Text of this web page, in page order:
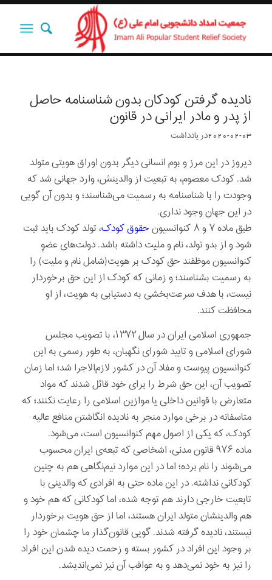
نادیده گرفتن کودکان بدون شناسنامه حاصل
از پدر و مادر ایرانی در قانون
2020-02-03دریادداشت‌‌‌‌‌‌‌
دیروز در این مرز و بوم انسانی دیگر بدون اوراق هویتی متولد
شد. کودک معصوم، به تبعیت از والدینش، وارد جهانی شد که
وجودت را با شناسنامه به رسمیت می‌شناسند؛ و بدون آن گویی
در این جهان وجود نداری.
طبق ماده ۷ و ۸ کنوانسیون
حقوق کودک، تولد کودک باید ثبت
شود و از بدو تولد، نام و ملیت داشته باشد. دولت‌های عضوِ
کنوانسیون موظفند حق کودک بر هویت(شامل نام و ملیت) را
به رسمیت بشناسند؛ و زمانی که کودک از این حق برخوردار
نیست، با هدف سرعت‌بخشی به دستیابی به هویت، از او
محافظت کنند.
جمهوری اسلامی ایران در سال ۱۳۷۲، با تصویب مجلس
شورای اسلامی و تایید شورای نگهبان، به طور رسمی به این
کنوانسیون پیوست و مفاد آن در کشور لازم‌الاجرا شد؛ اما زمان
تصویب آن، این حق شرط را برای خود قائل شدند که مواد
متعارض با قوانین داخلی یا موازین اسلامی را رعایت نکنند؛ که
متاسفانه در برخی موارد منجر به نادیده انگاشتن منافع عالیه
کودک، که یکی از اصول مهم کنوانسیون است، می‌شود.
ماده ۹۷۶ قانون مدنی، اشخاصی که تبعه‌ی ایران محسوب
می‌شوند را نام برده؛ اما در این موارد نیم‌نگاهی هم به چنین
کودکانی نداشته. در این ماده حتی به افرادی که والدینی با
تابعیت خارجی دارند هم توجه شده، اما کودکانی که هم خود و
هم والدینشان متولد ایران هستند، اما از حق هویت برخوردار
نیستند، نادیده گرفته شدند. گویی قانون‌گذار ما چشمان خود را
بر وجود این افراد در کشور بسته و زحمت دیده شدن این افراد
را نیز به خود نمی‌دهد و به عواقب آن نیز نمی‌اندیشد.